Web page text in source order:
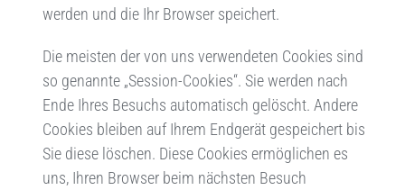
werden und die Ihr Browser speichert.
Die meisten der von uns verwendeten Cookies sind
so genannte „Session-Cookies“. Sie werden nach
Ende Ihres Besuchs automatisch gelöscht. Andere
Cookies bleiben auf Ihrem Endgerät gespeichert bis
Sie diese löschen. Diese Cookies ermöglichen es
uns, Ihren Browser beim nächsten Besuch